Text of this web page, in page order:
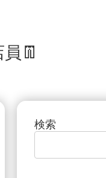
👖
検索